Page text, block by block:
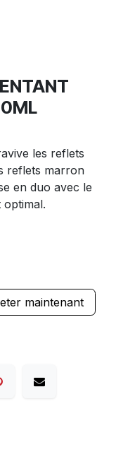
les reflets
reflets marron
en duo avec le
maintenant